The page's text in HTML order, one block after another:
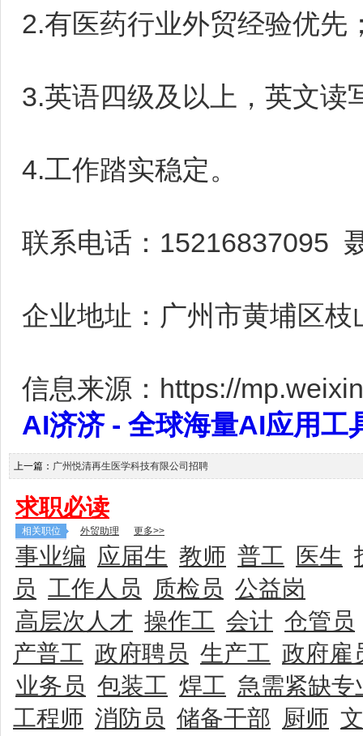
2.有医药行业外贸经验优先
3.英语四级及以上，英文读
4.工作踏实稳定。
联系电话：15216837095
企业地址：广州市黄埔区
信息来源：https://
AI济济 - 全球海量AI应用
上一篇： 广州悦清再生医学科技有限公司招聘
求职必读
相关职位 外贸助理 更多>>
事业编 应届生 教师 普工 医生
员 工作人员 质检员 公益岗
高层次人才 操作工 会计 仓管员
产普工 政府聘员 生产工 政府雇
业务员 包装工 焊工 急需紧缺专
工程师 消防员 储备干部 厨师